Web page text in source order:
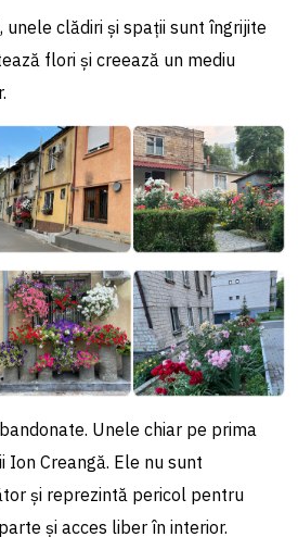
clădiri și spații sunt îngrijite
flori și creează un mediu
Unele chiar pe prima
Ion Creangă. Ele nu sunt
și reprezintă pericol pentru
și acces liber în interior.